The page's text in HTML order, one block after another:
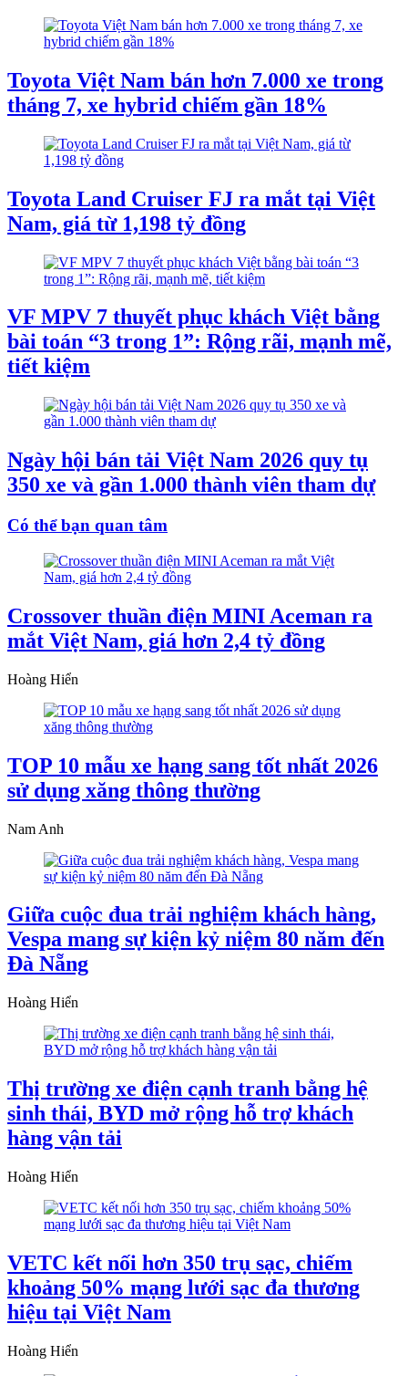
Toyota Việt Nam bán hơn 7.000 xe trong
tháng 7, xe hybrid chiếm gần 18%
Toyota Land Cruiser FJ ra mắt tại Việt
Nam, giá từ 1,198 tỷ đồng
VF MPV 7 thuyết phục khách Việt bằng
bài toán “3 trong 1”: Rộng rãi, mạnh mẽ,
tiết kiệm
Ngày hội bán tải Việt Nam 2026 quy tụ
350 xe và gần 1.000 thành viên tham dự
Có thể bạn quan tâm
Crossover thuần điện MINI Aceman ra
mắt Việt Nam, giá hơn 2,4 tỷ đồng
Hoàng Hiển
TOP 10 mẫu xe hạng sang tốt nhất 2026
sử dụng xăng thông thường
Nam Anh
Giữa cuộc đua trải nghiệm khách hàng,
Vespa mang sự kiện kỷ niệm 80 năm đến
Đà Nẵng
Hoàng Hiển
Thị trường xe điện cạnh tranh bằng hệ
sinh thái, BYD mở rộng hỗ trợ khách
hàng vận tải
Hoàng Hiển
VETC kết nối hơn 350 trụ sạc, chiếm
khoảng 50% mạng lưới sạc đa thương
hiệu tại Việt Nam
Hoàng Hiển